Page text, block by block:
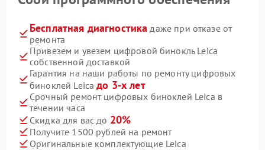
Бесплатная диагностика даже при отказе от
ремонта
Привезем и увезем цифровой бинокль Leica
собственной доставкой
Гарантия на наши работы по ремонту цифровых
биноклей Leicaдо 3-х лет
Срочный ремонт цифровых биноклей Leica в
течении часа
Скидка для вас до 20%
Получите 1500 рублей на ремонт
Оригинальные комплектующие Leica